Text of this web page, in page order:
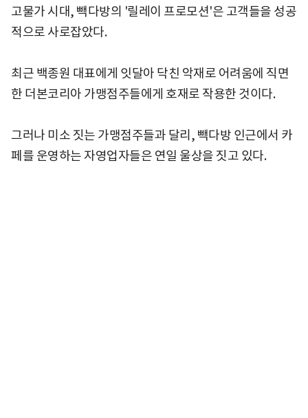
고물가 시대, 빽다방의 '릴레이 프로모션'은 고객들을 성공
적으로 사로잡았다.
최근 백종원 대표에게 잇달아 닥친 악재로 어려움에 직면
한 더본코리아 가맹점주들에게 호재로 작용한 것이다.
그러나 미소 짓는 가맹점주들과 달리, 빽다방 인근에서 카
페를 운영하는 자영업자들은 연일 울상을 짓고 있다.